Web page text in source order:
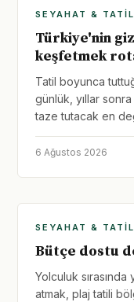
SEYAHAT & TATIL
Türkiye'nin
keşfetmek
Tatil boyunca
günlük, yıllar
taze tutacak en
6 Ağustos 2026
SEYAHAT & TATIL
Bütçe dostu
Yolculuk
atmak, plaj tatili